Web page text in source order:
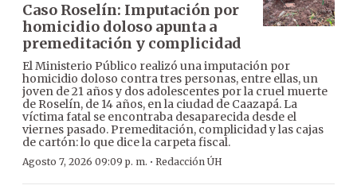
Caso Roselín: Imputación por
homicidio doloso apunta a
premeditación y complicidad
El Ministerio Público realizó una imputación por
homicidio doloso contra tres personas, entre ellas, un
joven de 21 años y dos adolescentes por la cruel muerte
de Roselín, de 14 años, en la ciudad de Caazapá. La
víctima fatal se encontraba desaparecida desde el
viernes pasado. Premeditación, complicidad y las cajas
de cartón: lo que dice la carpeta fiscal.
Agosto 7, 2026 09:09 p. m. · Redacción ÚH